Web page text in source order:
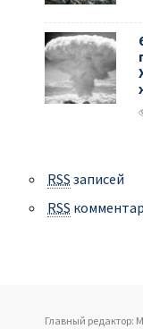
RSS записей
RSS
Главный редактор: